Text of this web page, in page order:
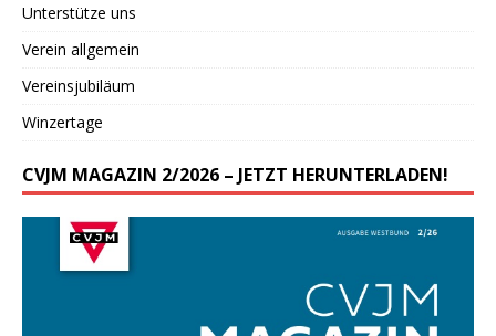
Unterstütze uns
Verein allgemein
Vereinsjubiläum
Winzertage
CVJM MAGAZIN 2/2026 – JETZT HERUNTERLADEN!